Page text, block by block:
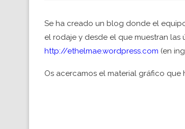
Se ha creado un blog donde el
el rodaje y desde el que muestran las
http://ethelmae.wordpress.com (en
Os acercamos el material gráfico